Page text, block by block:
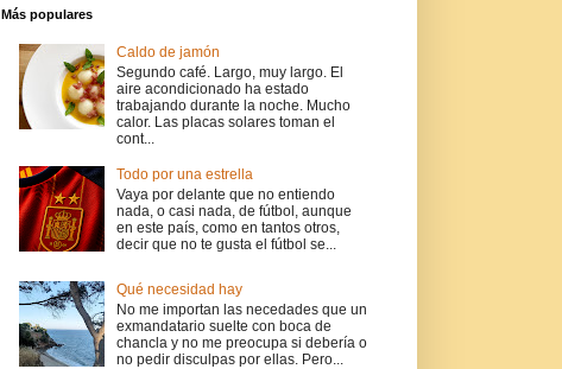
Más populares
Caldo de jamón
Segundo café. Largo, muy largo. El
aire acondicionado ha estado
trabajando durante la noche. Mucho
calor. Las placas solares toman el
cont...
Todo por una estrella
Vaya por delante que no entiendo
nada, o casi nada, de fútbol, aunque
en este país, como en tantos otros,
decir que no te gusta el fútbol se...
Qué necesidad hay
No me importan las necedades que un
exmandatario suelte con boca de
chancla y no me preocupa si debería o
no pedir disculpas por ellas. Pero...